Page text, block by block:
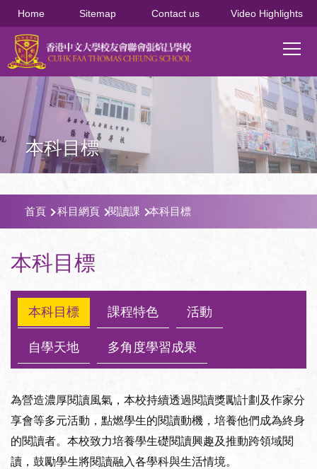
移至主內容
Home Sitemap Contact us Video Highlights
Main
本科目標
導
航
連
結
首頁 科目網頁 閱讀課 本科目標
本科目標
本科目標 課程特色 活動
自學天地 多角度學習成果
為營造濃厚閱讀風氣，本校持續透過閱讀獎勵計劃及作家分
享會等多元活動，點燃學生的閱讀動機，培養他們成為終身
的閱讀者。本校致力培養學生礎閱讀興趣及推動跨領域閱
讀，鼓勵學生將閱讀融入各學科與生活情境。